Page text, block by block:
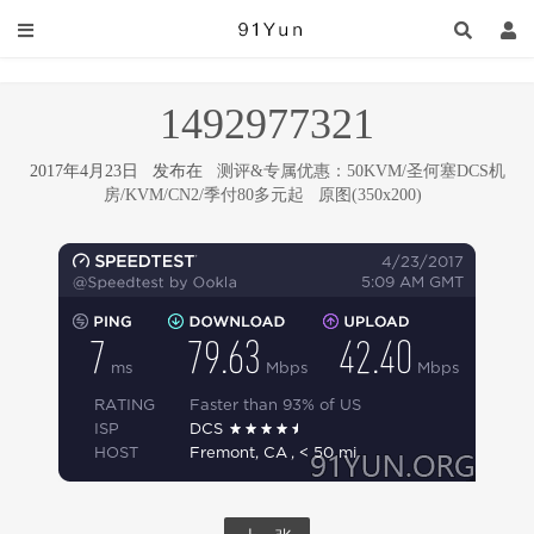
1492977321
2017年4月23日 发布在 测评&专属优惠：50KVM/圣何塞DCS机
房/KVM/CN2/季付80多元起
原图(350x200)